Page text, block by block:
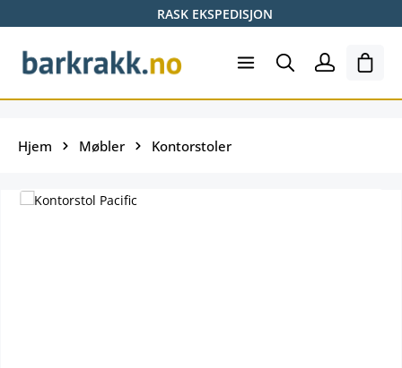
RASK EKSPEDISJON
Hjem Møbler Kontorstoler